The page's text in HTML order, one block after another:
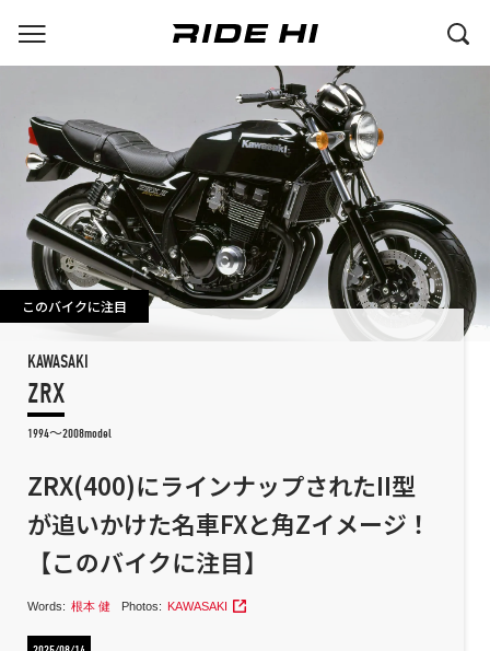
このバイクに注目
KAWASAKI
ZRX
1994～2008model
ZRX(400)にラインナップされたII型
が追いかけた名車FXと角Zイメージ！
【このバイクに注目】
Words: 根本 健 Photos: KAWASAKI